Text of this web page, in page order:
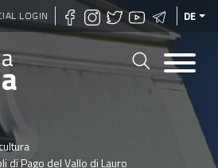
Direkt
zum
LOGIN DE
di Pago del Vallo di Lauro